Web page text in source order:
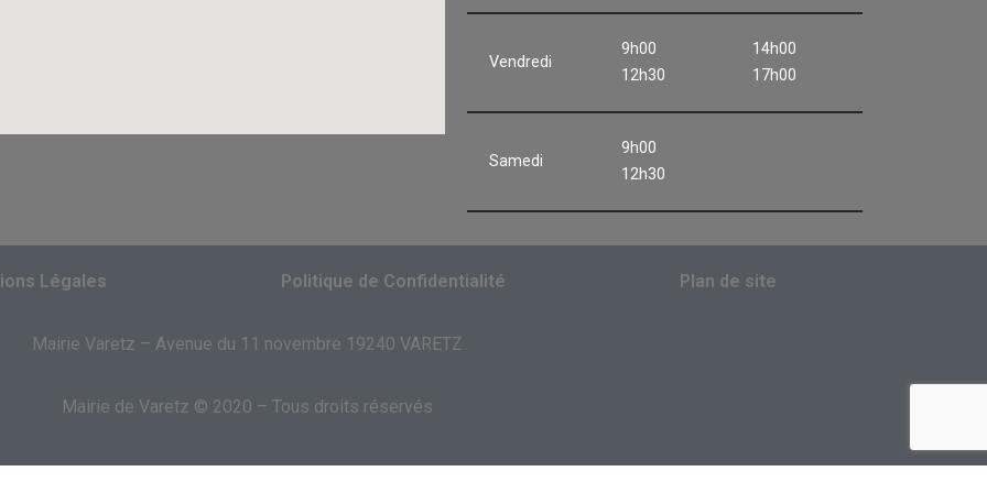
Vendredi
9h00
12h30
14h00
17h00
Samedi
9h00
12h30
Légales Politique de Confidentialité Plan de site
Mairie Varetz – Avenue du 11 novembre 19240 VARETZ
Mairie de Varetz © 2020 – Tous droits réservés